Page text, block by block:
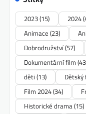
2023(15) 2024
Animace (23)
Dobrodružství(57)
Dokumentární film
děti (13) Dětský
Film 2024(34)
Historické drama(15)